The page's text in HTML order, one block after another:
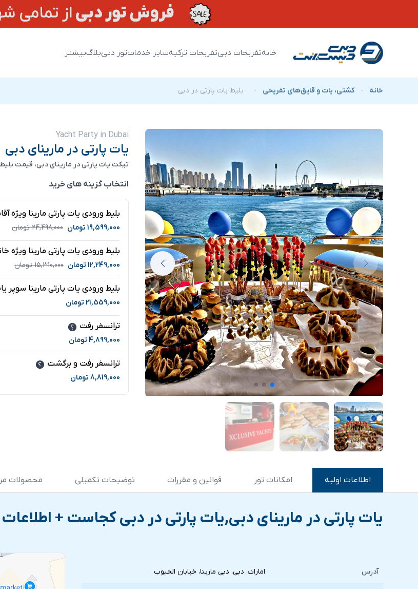
خانهتفریحات دبیتفریحات ترکیهسایر خدماتتور دبیبلاگبیشتر
خانه - کشتی، یات و قایق‌های تفریحی - بلیط یات پارتی در دبی
Yacht Party in Dubai
یات پارتی در مارینای دبی
تیکت یات پارتی در مارینای دبی، قیمت
انتخاب گزینه های خرید
بلیط ورودی یات پارتی مارینا ویژه
19,599,000 تومان 24,498,000 تومان
بلیط ورودی یات پارتی مارینا ویژه
12,249,000 تومان 15,310,000 تومان
بلیط ورودی یات پارتی مارینا سوپر
21,559,000 تومان
ترانسفر رفت
4,899,000 تومان
ترانسفر رفت و برگشت
8,819,000 تومان
اطلاعات اولیه امکانات تور قوانین و مقررات توضیحات تکمیلی محصولات
یات پارتی در مارینای دبی,یات پارتی در دبی کجاست +
آدرس امارات، دبی، دبی مارینا، خیابان الحبوب